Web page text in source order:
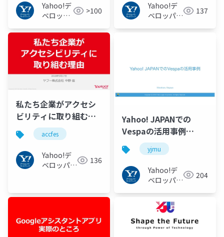
Yahoo!デ
ベロッパ
ワーク
>100
Yahoo!デ
ベロッパー
137
私たち企業がアクセシ
ビリティに取り組む理
由(2018年) #accfes
accfes
Yahoo!デ
ベロッパー
136
Yahoo! JAPANでの
Vespaの活用事例
#yjmuyjmu
Yahoo!デ
ベロッパー
204